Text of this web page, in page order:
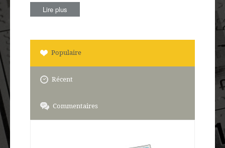
Lire plus
Populaire
Récent
Commentaires